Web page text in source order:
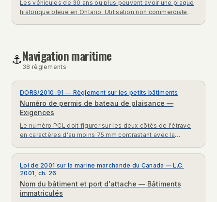
Les véhicules de 30 ans ou plus peuvent avoir une plaque
historique bleue en Ontario. Utilisation non commerciale
⚓Navigation maritime
38 règlements
DORS/2010-91 — Règlement sur les petits bâtiments
Numéro de permis de bateau de plaisance —
Exigences
Le numéro PCL doit figurer sur les deux côtés de l'étrave
en caractères d'au moins 75 mm contrastant avec la
Loi de 2001 sur la marine marchande du Canada — L.C.
2001, ch. 26
Nom du bâtiment et port d'attache — Bâtiments
immatriculés